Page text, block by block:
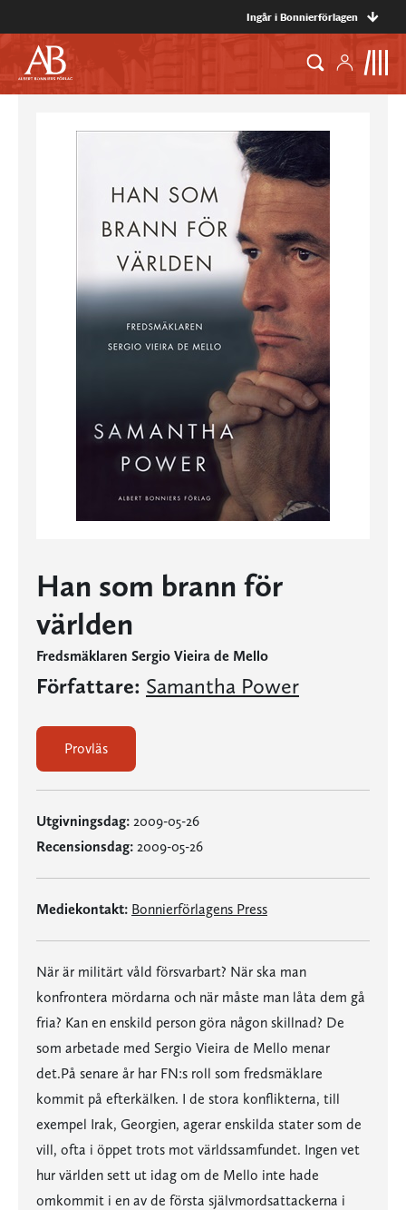
Ingår i Bonnierförlagen
Han som brann för
världen
Fredsmäklaren Sergio Vieira de Mello
Författare: Samantha Power
Provläs
Utgivningsdag: 2009-05-26
Recensionsdag: 2009-05-26
Mediekontakt: Bonnierförlagens Press
När är militärt våld försvarbart? När ska man
konfrontera mördarna och när måste man låta dem gå
fria? Kan en enskild person göra någon skillnad? De
som arbetade med Sergio Vieira de Mello menar
det.På senare år har FN:s roll som fredsmäklare
kommit på efterkälken. I de stora konflikterna, till
exempel Irak, Georgien, agerar enskilda stater som de
vill, ofta i öppet trots mot världssamfundet. Ingen vet
hur världen sett ut idag om de Mello inte hade
omkommit i en av de första självmordsattackerna i